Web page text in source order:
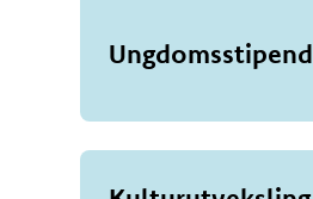
Ungdomsstipend